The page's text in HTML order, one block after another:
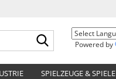
Suche...
Powered by
SPIELZEUGE & SPIELE